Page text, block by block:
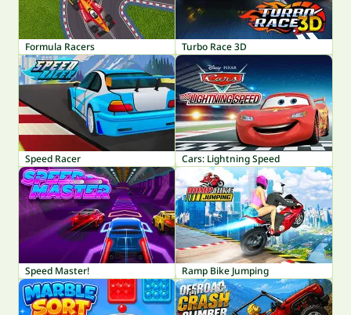
Formula Racers Turbo Race 3D
Speed Racer Cars: Lightning Speed
Speed Master! Ramp Bike Jumping